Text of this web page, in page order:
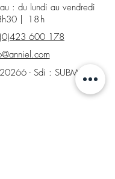
: du lundi au vendredi
| 18h
600 178
- Sdi : SUBM70N